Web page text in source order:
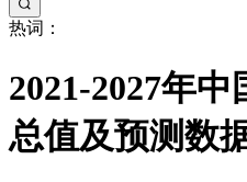
热词：
2021-2027年
总值及预测数